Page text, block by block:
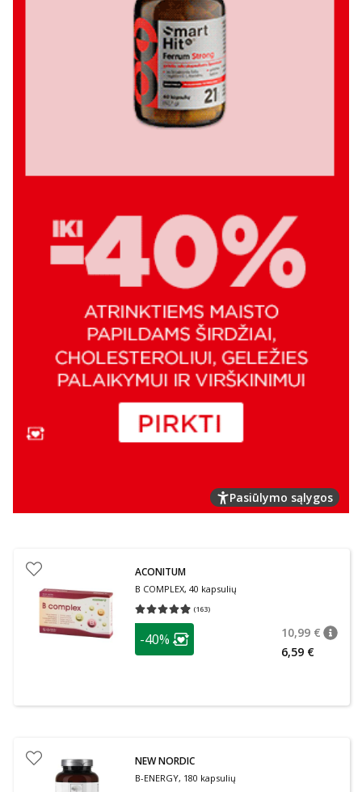
Pasiūlymo sąlygos
ACONITUM
B COMPLEX, 40 kapsulių
(163)
Vidutinis įvertinimas 4.91
patarimas
Lojalumo klubo narių nuolaida
-40% 10,99 €
6,59 €
NEW NORDIC
B-ENERGY, 180 kapsulių